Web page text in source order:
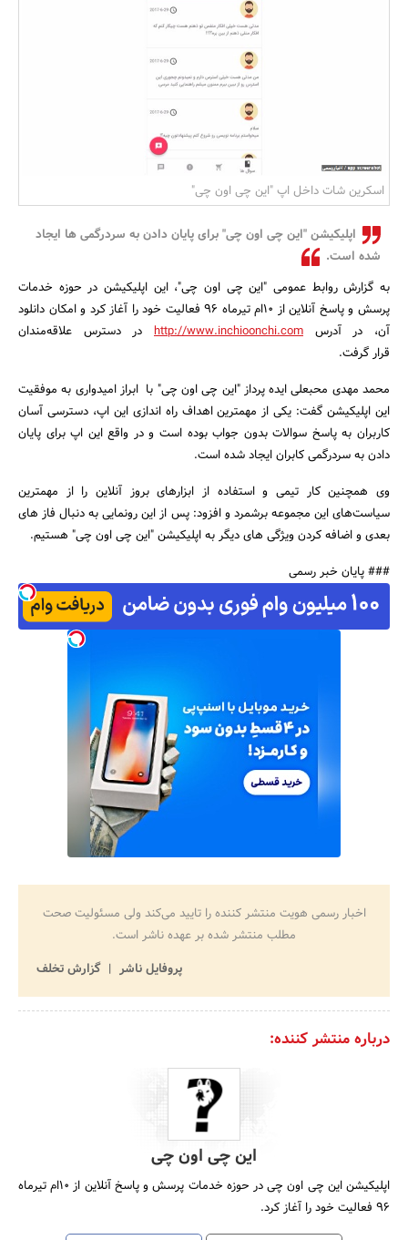
جستجو
اسکرین شات داخل اپ "این چی اون چی"
اپلیکیشن "این چی اون چی" برای پایان دادن به سردرگمی ها ایجاد
شده است.
به گزارش روابط عمومی "این چی اون چی"، این اپلیکیشن در حوزه خدمات
پرسش و پاسخ آنلاین از 10ام تیرماه 96 فعالیت خود را آغاز کرد و امکان دانلود
آن، در آدرس http://www.inchioonchi.com در دسترس علاقه‌مندان
قرار گرفت.
محمد مهدی محبعلی ایده پرداز "این چی اون چی" با ابراز امیدواری به موفقیت
این اپلیکیشن گفت: یکی از مهمترین اهداف راه اندازی این اپ، دسترسی آسان
کاربران به پاسخ سوالات بدون جواب بوده است و در واقع این اپ برای پایان
دادن به سردرگمی کابران ایجاد شده است.
وی همچنین کار تیمی و استفاده از ابزارهای بروز آنلاین را از مهمترین
سیاست‌های این مجموعه برشمرد و افزود: پس از این رونمایی به دنبال فاز های
بعدی و اضافه کردن ویژگی های دیگر به اپلیکیشن "این چی اون چی" هستیم.
### پایان خبر رسمی
اخبار رسمی هویت منتشر کننده را تایید می‌کند ولی مسئولیت صحت
مطلب منتشر شده بر عهده ناشر است.
پروفایل ناشر
گزارش تخلف
درباره منتشر کننده:
این چی اون چی
اپلیکیشن این چی اون چی در حوزه خدمات پرسش و پاسخ آنلاین از 10ام تیرماه
96 فعالیت خود را آغاز کرد.